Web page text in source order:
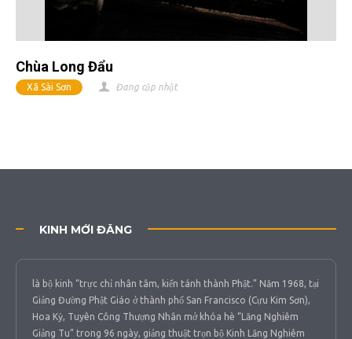
Chùa Long Đẩu
Xã Sài Sơn Đang cập nhật
KINH MỚI ĐĂNG
là bộ kinh “trực chỉ nhân tâm, kiến tánh thành Phật.” Năm 1968, tại
Giảng Đường Phật Giáo ở thành phố San Francisco (Cựu Kim Sơn),
Hoa Kỳ, Tuyên Công Thượng Nhân mở khóa hè “Lăng Nghiêm
Giảng Tu” trong 96 ngày, giảng thuật trọn bộ Kinh Lăng Nghiêm